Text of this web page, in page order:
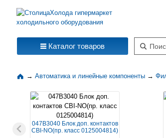
Поиск
Каталог товаров
→ Автоматика и линейные компоненты →
047B3040 Блок доп. контактов
CBI-NO(пр. класс 0125004814)